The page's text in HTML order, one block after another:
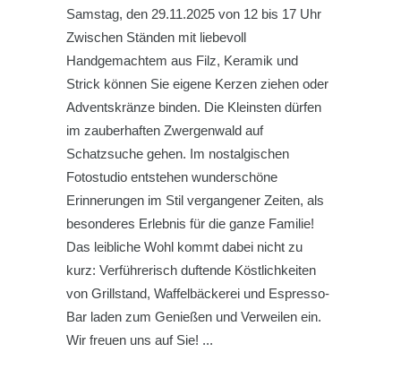
Samstag, den 29.11.2025 von 12 bis 17 Uhr
Zwischen Ständen mit liebevoll
Handgemachtem aus Filz, Keramik und
Strick können Sie eigene Kerzen ziehen oder
Adventskränze binden. Die Kleinsten dürfen
im zauberhaften Zwergenwald auf
Schatzsuche gehen. Im nostalgischen
Fotostudio entstehen wunderschöne
Erinnerungen im Stil vergangener Zeiten, als
besonderes Erlebnis für die ganze Familie!
Das leibliche Wohl kommt dabei nicht zu
kurz: Verführerisch duftende Köstlichkeiten
von Grillstand, Waffelbäckerei und Espresso-
Bar laden zum Genießen und Verweilen ein.
Wir freuen uns auf Sie!